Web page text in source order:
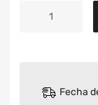
Fecha